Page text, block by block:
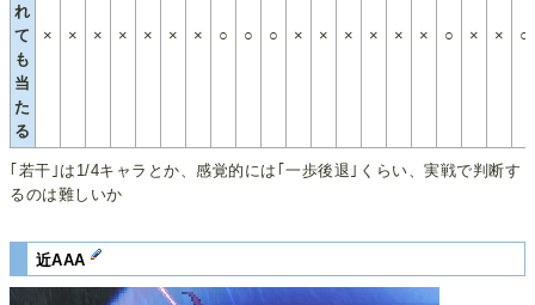
れ
て
も
当
た
る
× × × × × × × ○ ○ ○ × × × × × × ○ × × ○
｢若干｣は1/4キャラとか、感覚的には｢一歩後退｣くらい、実戦で判断す
るのは難しいか
近AAA